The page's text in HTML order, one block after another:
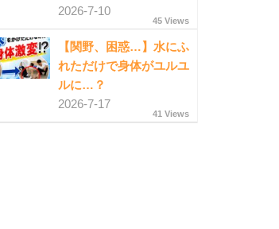
2026-7-10
45 Views
【関野、困惑…】水にふ
れただけで身体がユルユ
ルに…？
2026-7-17
41 Views